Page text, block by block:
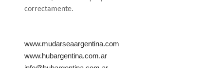
correctamente.
www.mudarseaargentina.com
www.hubargentina.com.ar